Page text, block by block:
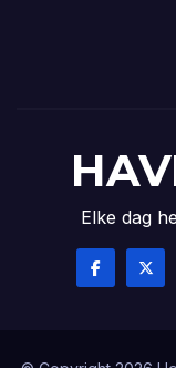
Elke dag